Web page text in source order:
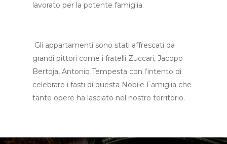
lavorato per la potente famiglia.
Gli appartamenti sono stati affrescati da
grandi pittori come i fratelli Zuccari, Jacopo
Bertoja, Antonio Tempesta con l’intento di
celebrare i fasti di questa Nobile Famiglia che
tante opere ha lasciato nel nostro territorio.